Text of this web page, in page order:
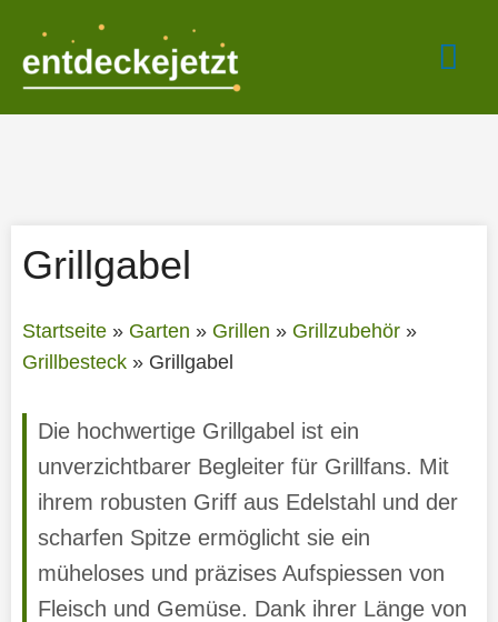
springen
Grillgabel
Startseite» Garten » Grillen » Grillzubehör»
Grillbesteck» Grillgabel
Die hochwertige Grillgabel ist ein
unverzichtbarer Begleiter für Grillfans. Mit
ihrem robusten Griff aus Edelstahl und der
scharfen Spitze ermöglicht sie ein
müheloses und präzises Aufspiessen von
Fleisch und Gemüse. Dank ihrer Länge von